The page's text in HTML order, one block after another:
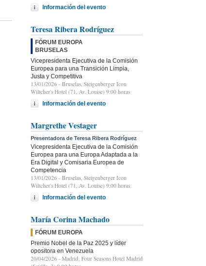
Información del evento
Teresa Ribera Rodríguez
FÓRUM EUROPA
BRUSELAS
Vicepresidenta Ejecutiva de la Comisión
Europea para una Transición Limpia,
Justa y Competitiva
13/01/2026 - Bruselas, Steigenberger Icon
Wiltcher's Hotel (71, Av. Louise) 9:00 horas
Información del evento
Margrethe Vestager
Presentadora de Teresa Ribera Rodríguez
Vicepresidenta Ejecutiva de la Comisión
Europea para una Europa Adaptada a la
Era Digital y Comisaria Europea de
Competencia
13/01/2026 - Bruselas, Steigenberger Icon
Wiltcher's Hotel (71, Av. Louise) 9:00 horas
Información del evento
María Corina Machado
FÓRUM EUROPA
Premio Nobel de la Paz 2025 y líder
opositora en Venezuela
20/04/2026 - Madrid, Four Seasons Hotel Madrid